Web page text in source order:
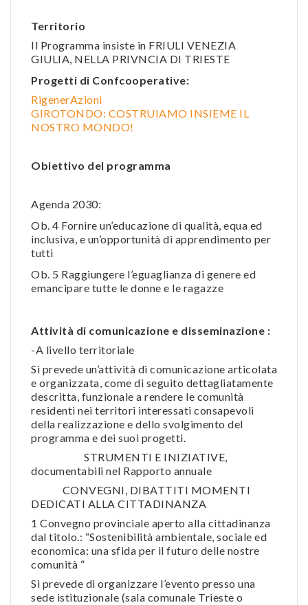
Territorio
Il Programma insiste in FRIULI VENEZIA
GIULIA, NELLA PRIVNCIA DI TRIESTE
Progetti di Confcooperative:
RigenerAzioni
GIROTONDO: COSTRUIAMO INSIEME IL
NOSTRO MONDO!
Obiettivo del programma
Agenda 2030:
Ob. 4 Fornire un’educazione di qualità, equa ed
inclusiva, e un’opportunità di apprendimento per
tutti
Ob. 5 Raggiungere l’eguaglianza di genere ed
emancipare tutte le donne e le ragazze
Attività di comunicazione e disseminazione :
-A livello territoriale
Si prevede un’attività di comunicazione articolata
e organizzata, come di seguito dettagliatamente
descritta, funzionale a rendere le comunità
residenti nei territori interessati consapevoli
della realizzazione e dello svolgimento del
programma e dei suoi progetti.
STRUMENTI E INIZIATIVE,
documentabili nel Rapporto annuale
CONVEGNI, DIBATTITI MOMENTI
DEDICATI ALLA CITTADINANZA
1 Convegno provinciale aperto alla cittadinanza
dal titolo.: “Sostenibilità ambientale, sociale ed
economica: una sfida per il futuro delle nostre
comunità “
Si prevede di organizzare l’evento presso una
sede istituzionale (sala comunale Trieste o